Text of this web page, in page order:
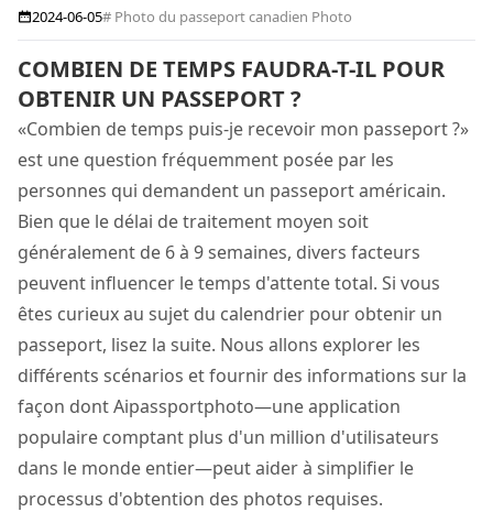
2024-06-05# Photo du passeport canadien Photo
COMBIEN DE TEMPS FAUDRA-T-IL POUR
OBTENIR UN PASSEPORT ?
«Combien de temps puis-je recevoir mon passeport ?»
est une question fréquemment posée par les
personnes qui demandent un passeport américain.
Bien que le délai de traitement moyen soit
généralement de 6 à 9 semaines, divers facteurs
peuvent influencer le temps d'attente total. Si vous
êtes curieux au sujet du calendrier pour obtenir un
passeport, lisez la suite. Nous allons explorer les
différents scénarios et fournir des informations sur la
façon dont Aipassportphoto—une application
populaire comptant plus d'un million d'utilisateurs
dans le monde entier—peut aider à simplifier le
processus d'obtention des photos requises.